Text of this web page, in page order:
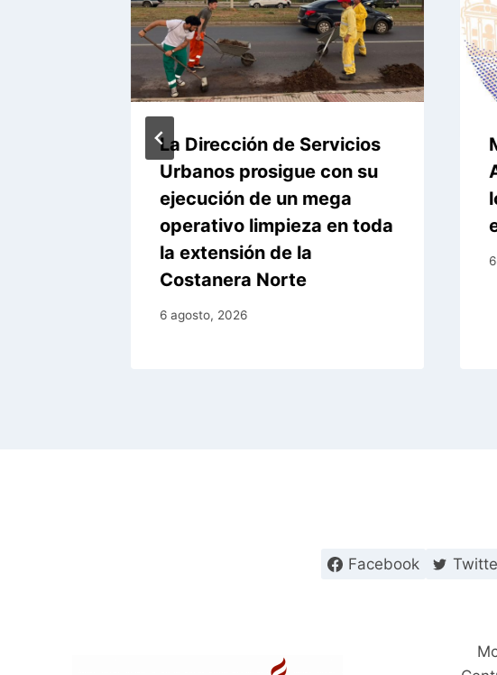
La Dirección de Servicios
Urbanos prosigue con su
ejecución de un mega
operativo limpieza en toda
la extensión de la
Costanera Norte
6 agosto, 2026
Facebook